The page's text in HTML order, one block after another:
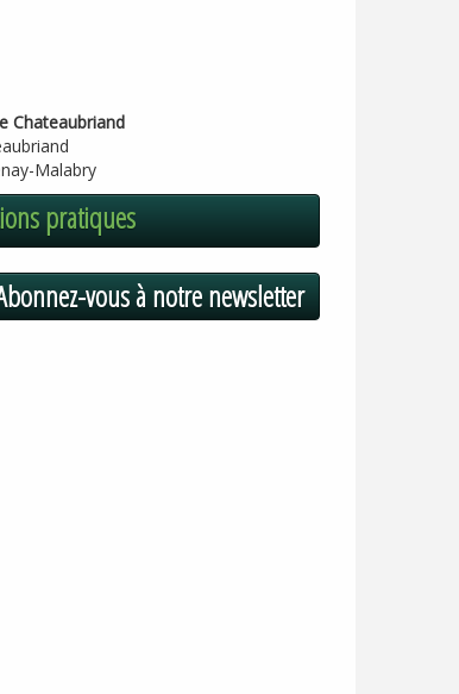
Chateaubriand
Malabry
pratiques
vous à notre newsletter